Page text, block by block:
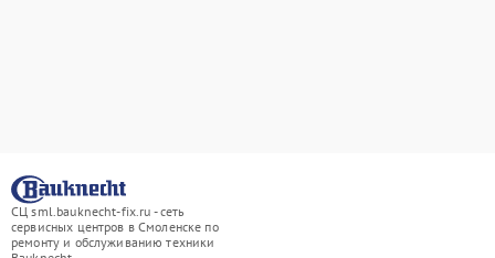
СЦ sml.bauknecht-fix.ru - сеть
сервисных центров в Смоленске по
ремонту и обслуживанию техники